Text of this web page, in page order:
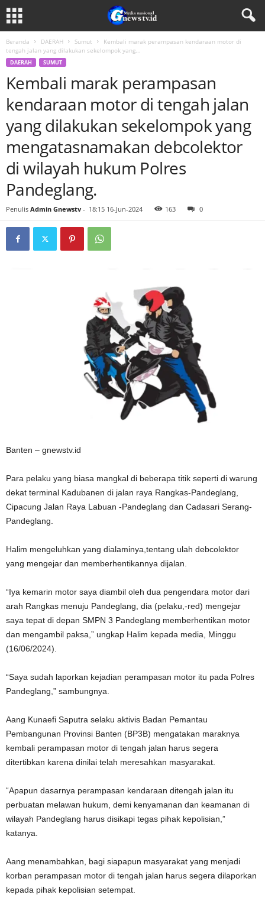
Beranda DAERAH Sumut
Kembali marak perampasan kendaraan motor di
tengah jalan yang dilakukan sekelompok yang...
DAERAH SUMUT
Kembali marak perampasan
kendaraan motor di tengah jalan
yang dilakukan sekelompok yang
mengatasnamakan debcolektor
di wilayah hukum Polres
Pandeglang.
Penulis Admin Gnewstv - 18:15 16-Jun-2024 163 0
Banten – gnewstv.id
Para pelaku yang biasa mangkal di beberapa titik seperti di warung
dekat terminal Kadubanen di jalan raya Rangkas-Pandeglang,
Cipacung Jalan Raya Labuan -Pandeglang dan Cadasari Serang-
Pandeglang.
Halim mengeluhkan yang dialaminya,tentang ulah debcolektor
yang mengejar dan memberhentikannya dijalan.
“Iya kemarin motor saya diambil oleh dua pengendara motor dari
arah Rangkas menuju Pandeglang, dia (pelaku,-red) mengejar
saya tepat di depan SMPN 3 Pandeglang memberhentikan motor
dan mengambil paksa,” ungkap Halim kepada media, Minggu
(16/06/2024).
“Saya sudah laporkan kejadian perampasan motor itu pada Polres
Pandeglang,” sambungnya.
Aang Kunaefi Saputra selaku aktivis Badan Pemantau
Pembangunan Provinsi Banten (BP3B) mengatakan maraknya
kembali perampasan motor di tengah jalan harus segera
ditertibkan karena dinilai telah meresahkan masyarakat.
“Apapun dasarnya perampasan kendaraan ditengah jalan itu
perbuatan melawan hukum, demi kenyamanan dan keamanan di
wilayah Pandeglang harus disikapi tegas pihak kepolisian,”
katanya.
Aang menambahkan, bagi siapapun masyarakat yang menjadi
korban perampasan motor di tengah jalan harus segera dilaporkan
kepada pihak kepolisian setempat.